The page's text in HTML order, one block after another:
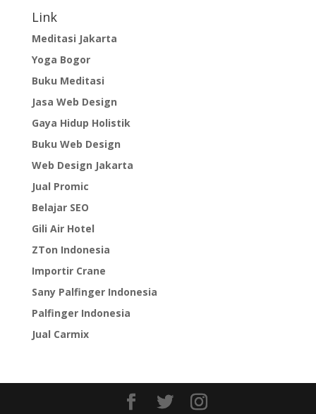
Link
Meditasi Jakarta
Yoga Bogor
Buku Meditasi
Jasa Web Design
Gaya Hidup Holistik
Buku Web Design
Web Design Jakarta
Jual Promic
Belajar SEO
Gili Air Hotel
ZTon Indonesia
Importir Crane
Sany Palfinger Indonesia
Palfinger Indonesia
Jual Carmix